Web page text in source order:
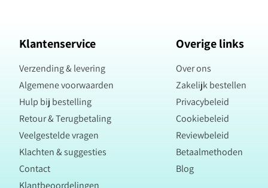
Klantenservice
Verzending & levering
Algemene voorwaarden
Hulp bij bestelling
Retour & Terugbetaling
Veelgestelde vragen
Klachten & suggesties
Contact
Klantbeoordelingen
Overige links
Over ons
Zakelijk bestellen
Privacybeleid
Cookiebeleid
Reviewbeleid
Betaalmethoden
Blog